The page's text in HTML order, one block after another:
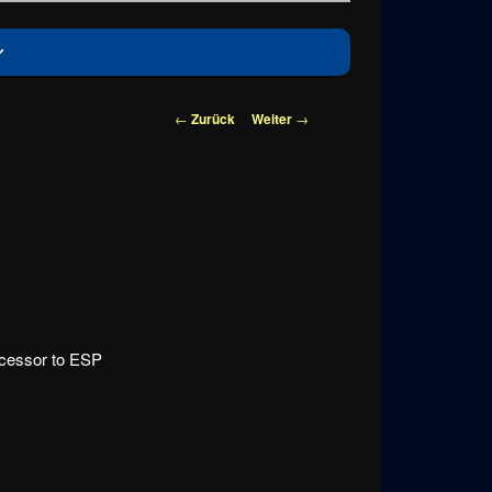
Beitragsnavigation
← Zurück Weiter →
to ESP